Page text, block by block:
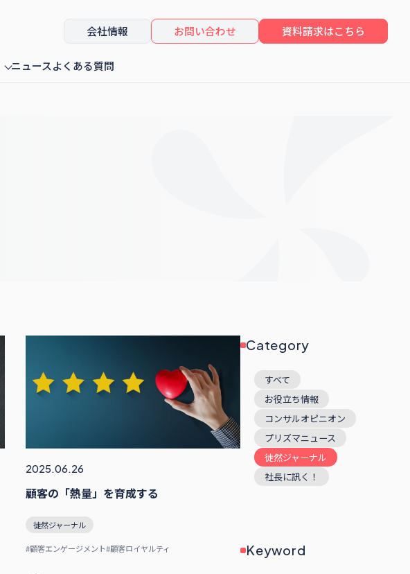
会社情報 お問い合わせ 資料請求はこちら
ニュースよくある質問
2025.06.26
顧客の「熱量」を育成する
徒然ジャーナル
#顧客エンゲージメント#顧客ロイヤルティ
Category
すべて
お役立ち情報
コンサルオピニオン
プリズマニュース
徒然ジャーナル
社長に訊く！
Keyword